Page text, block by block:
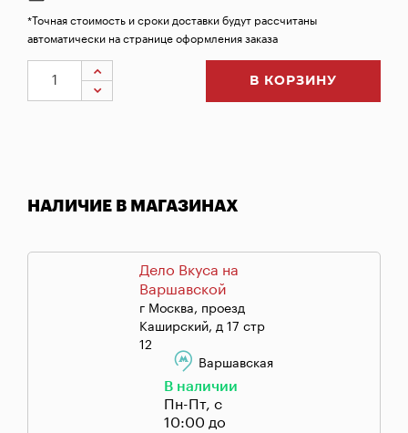
*Точная стоимость и сроки доставки будут рассчитаны
автоматически на странице оформления заказа
В КОРЗИНУ
НАЛИЧИЕ В МАГАЗИНАХ
Дело Вкуса на
Варшавской
г Москва, проезд
Каширский, д 17 стр
12
Варшавская
В наличии
Пн-Пт, с
10:00 до